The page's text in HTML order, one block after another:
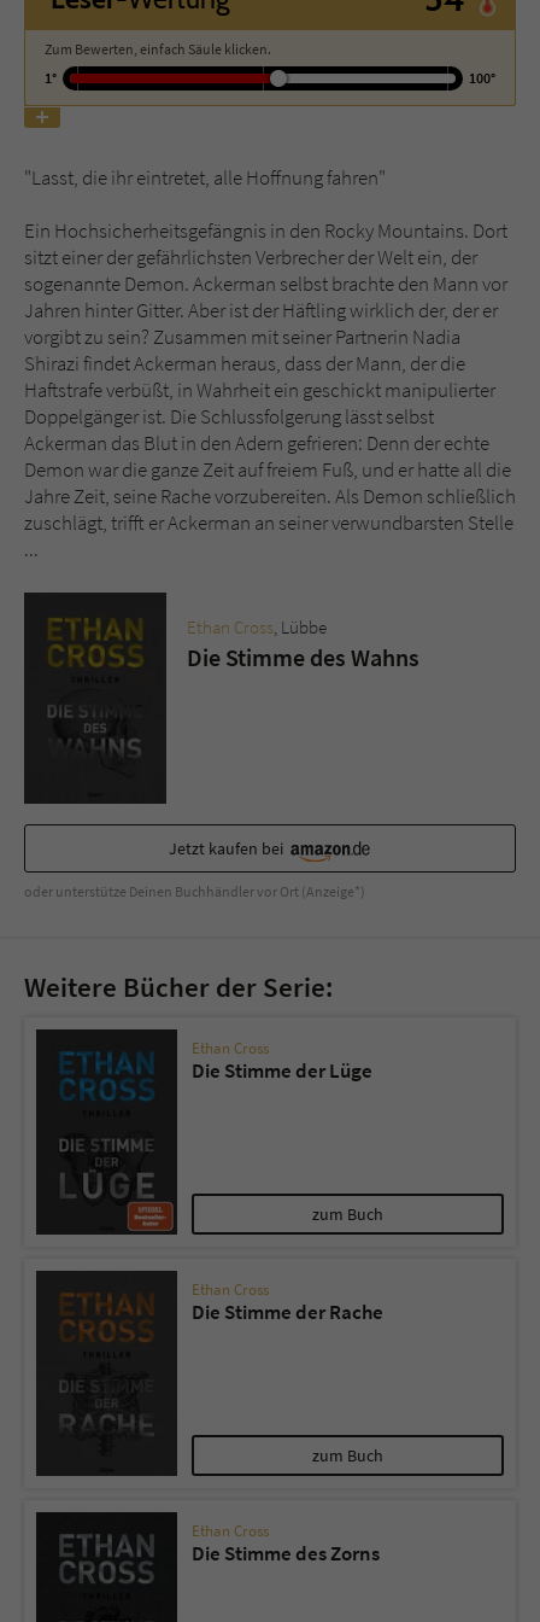
Zum Bewerten, einfach Säule klicken.
1°
100°
"Lasst, die ihr eintretet, alle Hoffnung fahren"
Ein Hochsicherheitsgefängnis in den Rocky Mountains. Dort
sitzt einer der gefährlichsten Verbrecher der Welt ein, der
sogenannte Demon. Ackerman selbst brachte den Mann vor
Jahren hinter Gitter. Aber ist der Häftling wirklich der, der er
vorgibt zu sein? Zusammen mit seiner Partnerin Nadia
Shirazi findet Ackerman heraus, dass der Mann, der die
Haftstrafe verbüßt, in Wahrheit ein geschickt manipulierter
Doppelgänger ist. Die Schlussfolgerung lässt selbst
Ackerman das Blut in den Adern gefrieren: Denn der echte
Demon war die ganze Zeit auf freiem Fuß, und er hatte all die
Jahre Zeit, seine Rache vorzubereiten. Als Demon schließlich
zuschlägt, trifft er Ackerman an seiner verwundbarsten Stelle
...
Ethan Cross , Lübbe
Die Stimme des Wahns
Jetzt kaufen bei
oder unterstütze Deinen Buchhändler vor Ort (Anzeige*)
Weitere Bücher der Serie:
Ethan Cross
Die Stimme der Lüge
zum Buch
Ethan Cross
Die Stimme der Rache
zum Buch
Ethan Cross
Die Stimme des Zorns
Name tx_pwcomments_ahash
Anbieter Literatur-Couch Medien GmbH & Co. KG
Laufzeit 1 Jahr
Zweck Cookie für Kommentare einzelner Buchtitel
Name fe_typo_user
Anbieter Literatur-Couch Medien GmbH & Co. KG
Laufzeit Session
Zweck
Dieses Cookie gewährleistet die
Kommunikation der Webseite mit dem
Benutzer. Es wird benötigt um z. B. den